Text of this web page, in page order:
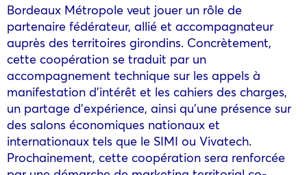
Bordeaux Métropole veut jouer un rôle de
partenaire fédérateur, allié et accompagnateur
auprès des territoires girondins. Concrètement,
cette coopération se traduit par un
accompagnement technique sur les appels à
manifestation d’intérêt et les cahiers des charges,
un partage d’expérience, ainsi qu’une présence sur
des salons économiques nationaux et
internationaux tels que le SIMI ou Vivatech.
Prochainement, cette coopération sera renforcée